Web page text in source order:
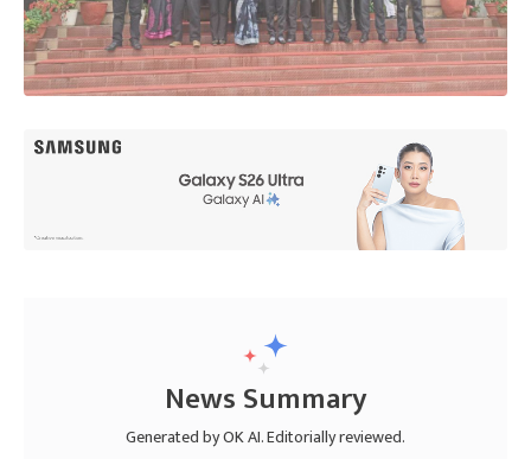
News Summary
Generated by OK AI. Editorially reviewed.